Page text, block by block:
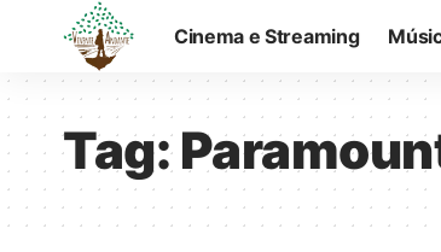
Cinema e Streaming
Tag: